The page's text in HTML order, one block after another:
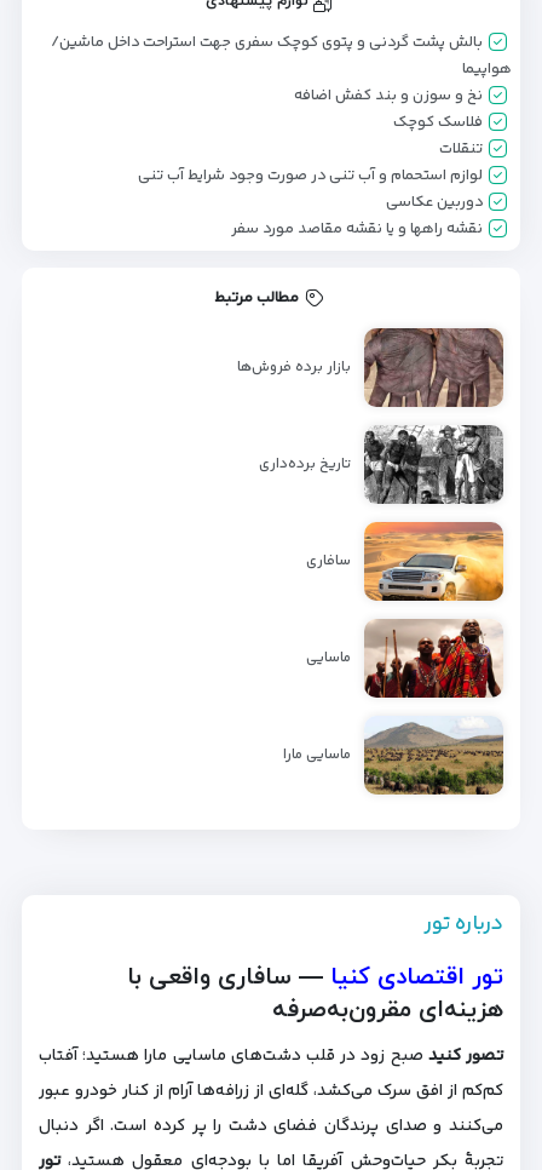
بالش پشت گردنی و پتوی کوچک سفری جهت استراحت داخل ماشین/
هواپیما
نخ و سوزن و بند کفش اضافه
فلاسک کوچک
تنقلات
لوازم استحمام و آب تنی در صورت وجود شرایط آب تنی
دوربین عکاسی
نقشه راهها و یا نقشه مقاصد مورد سفر
مطالب مرتبط
بازار برده فروش‌ها
تاریخ برده‌داری
سافاری
ماسایی
ماسایی مارا
درباره تور
تور اقتصادی کنیا — سافاری واقعی با
هزینه‌ای مقرون‌به‌صرفه
تصور کنید صبح زود در قلب دشت‌های ماسایی مارا هستید؛ آفتاب
کم‌کم از افق سرک می‌کشد، گله‌ای از زرافه‌ها آرام از کنار خودرو عبور
می‌کنند و صدای پرندگان فضای دشت را پر کرده است. اگر دنبال
تجربهٔ بکرِ حیات‌وحش آفریقا اما با بودجه‌ای معقول هستید،تور